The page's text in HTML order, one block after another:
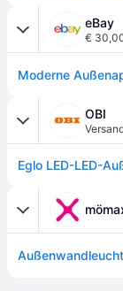
eBay
€
OBI
Eglo LED-LED-